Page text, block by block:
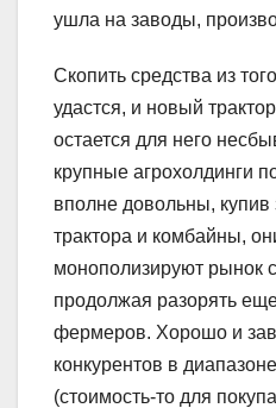
ушла на заводы,
Скопить средства из
удастся, и новый
остается для него
крупные агрохолдинги
вполне довольны, купив
трактора и комбайны,
монополизируют рынок
продолжая разорять
фермеров. Хорошо и
конкурентов в
(стоимость-то для